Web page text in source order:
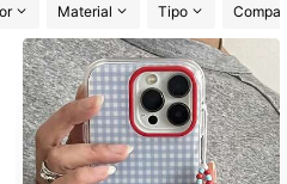
Material Tipo